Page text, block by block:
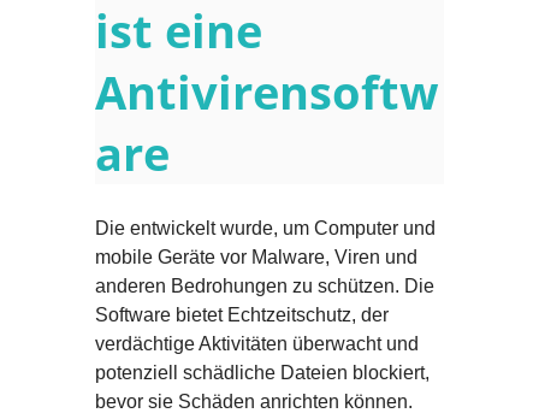
ist eine
Antivirensoftw
are
Die entwickelt wurde, um Computer und
mobile Geräte vor Malware, Viren und
anderen Bedrohungen zu schützen. Die
Software bietet Echtzeitschutz, der
verdächtige Aktivitäten überwacht und
potenziell schädliche Dateien blockiert,
bevor sie Schäden anrichten können.